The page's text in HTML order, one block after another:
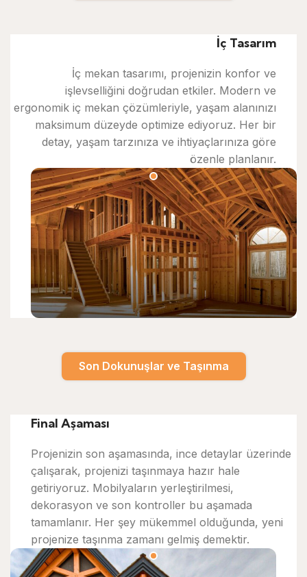
İç Tasarım
İç mekan tasarımı, projenizin konfor ve
işlevselliğini doğrudan etkiler. Modern ve
ergonomik iç mekan çözümleriyle, yaşam alanınızı
maksimum düzeyde optimize ediyoruz. Her bir
detay, yaşam tarzınıza ve ihtiyaçlarınıza göre
özenle planlanır.
Son Dokunuşlar ve Taşınma
Final Aşaması
Projenizin son aşamasında, ince detaylar üzerinde
çalışarak, projenizi taşınmaya hazır hale
getiriyoruz. Mobilyaların yerleştirilmesi,
dekorasyon ve son kontroller bu aşamada
tamamlanır. Her şey mükemmel olduğunda, yeni
projenize taşınma zamanı gelmiş demektir.